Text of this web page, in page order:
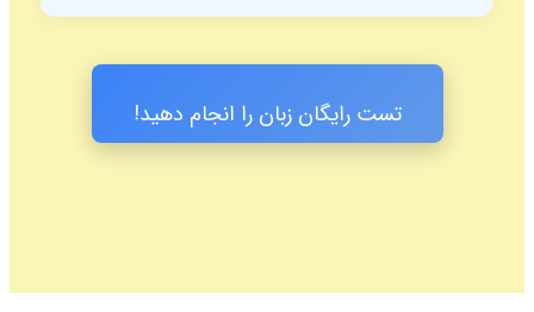
تست رایگان زبان را انجام دهید!